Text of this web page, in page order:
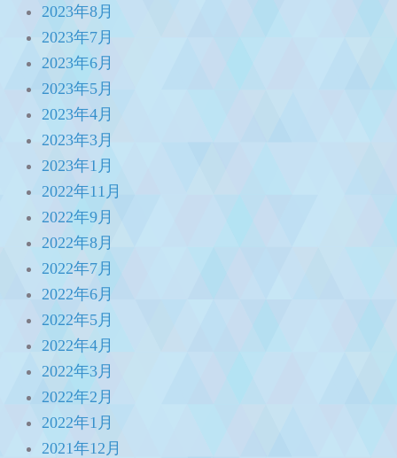
2023年8月
2023年7月
2023年6月
2023年5月
2023年4月
2023年3月
2023年1月
2022年11月
2022年9月
2022年8月
2022年7月
2022年6月
2022年5月
2022年4月
2022年3月
2022年2月
2022年1月
2021年12月